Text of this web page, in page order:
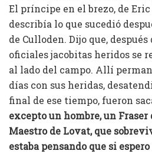
El príncipe en el brezo, de
describía lo que sucedió
de Culloden. Dijo que, después
oficiales jacobitas heridos se
al lado del campo. Allí
días con sus heridas,
final de ese tiempo, fueron
excepto un hombre, un
Maestro de Lovat, que
estaba pensando que si